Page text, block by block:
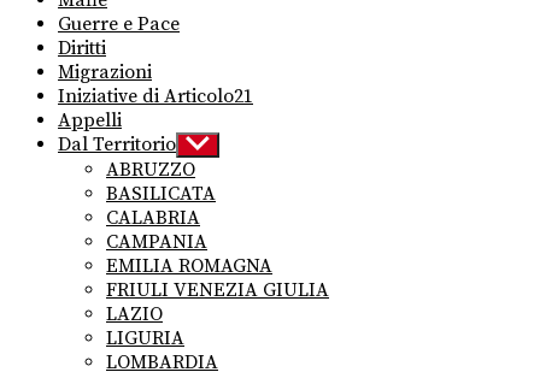
Guerre e Pace
Diritti
Migrazioni
Iniziative di Articolo21
Appelli
Dal Territorio Show
sub
menu
ABRUZZO
BASILICATA
CALABRIA
CAMPANIA
EMILIA ROMAGNA
FRIULI VENEZIA GIULIA
LAZIO
LIGURIA
LOMBARDIA